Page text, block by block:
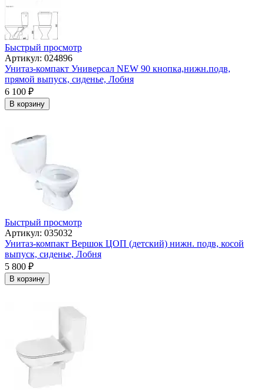
Быстрый просмотр
Артикул: 024896
Унитаз-компакт Универсал NEW 90 кнопка,нижн.подв,
прямой выпуск, сиденье, Лобня
6 100 ₽
В корзину
Быстрый просмотр
Артикул: 035032
Унитаз-компакт Вершок ЦОП (детский) нижн. подв, косой
выпуск, сиденье, Лобня
5 800 ₽
В корзину